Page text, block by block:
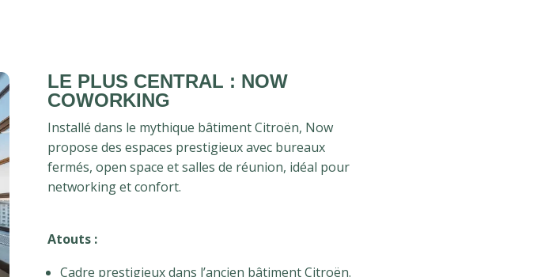
LE PLUS CENTRAL : NOW
COWORKING
Installé dans le mythique bâtiment Citroën, Now
propose des espaces prestigieux avec bureaux
fermés, open space et salles de réunion, idéal pour
networking et confort.
Atouts :
Cadre prestigieux dans l’ancien bâtiment Citroën.